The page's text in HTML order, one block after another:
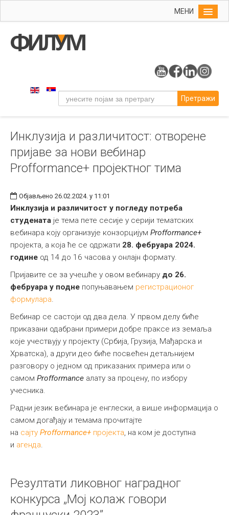
МЕНИ
Упис
Уметност
Издаваштво
Библиотека
Студенти
Претражи
Инклузија и различитост: отворене
пријаве за нови вебинар
Profformance+ пројектног тима
Објављено 26.02.2024. у 11:01
Инклузија и различитост у погледу потреба
студената је тема пете сесије у серији тематских
вебинара коју организује конзорцијум Profformance+
пројекта, а која ће се одржати 28. фебруара 2024.
године од 14 до 16 часова у онлајн формату.
Пријавите се за учешће у овом вебинару до 26.
фебруара у подне попуњавањем регистрационог
формулара.
Вебинар се састоји од два дела. У првом делу биће
приказани одабрани примери добре праксе из земаља
које учествују у пројекту (Србија, Грузија, Мађарска и
Хрватска), а други део биће посвећен детаљнијем
разговору о једном од приказаних примера или о
самом Profformance алату за процену, по избору
учесника.
Радни језик вебинара је енглески, а више информација о
самом догађају и темама прочитајте
на сајту Profformance+ пројекта, на ком је доступна
и агенда.
Резултати ликовног наградног
конкурса „Мој колаж говори